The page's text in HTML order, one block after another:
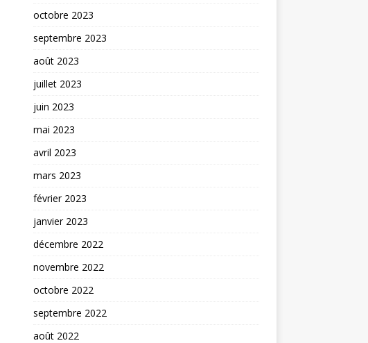
octobre 2023
septembre 2023
août 2023
juillet 2023
juin 2023
mai 2023
avril 2023
mars 2023
février 2023
janvier 2023
décembre 2022
novembre 2022
octobre 2022
septembre 2022
août 2022